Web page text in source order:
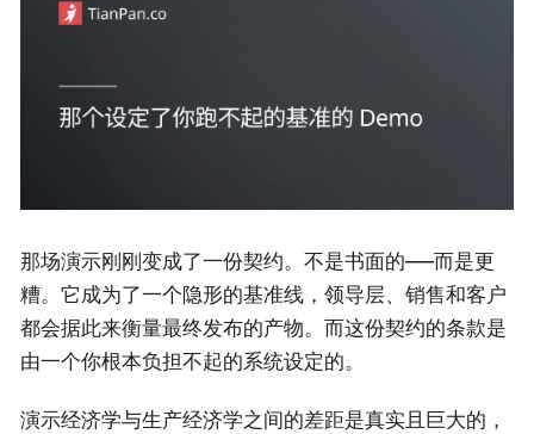
那场演示刚刚变成了一份契约。不是书面的——而是更
糟。它成为了一个隐形的基准线，领导层、销售和客户
都会据此来衡量最终发布的产物。而这份契约的条款是
由一个你根本负担不起的系统设定的。
演示经济学与生产经济学之间的差距是真实且巨大的，